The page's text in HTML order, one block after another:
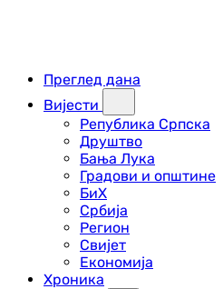
Преглед дана
Вијести
Република Српска
Друштво
Бања Лука
Градови и општине
БиХ
Србија
Регион
Свијет
Економија
Хроника